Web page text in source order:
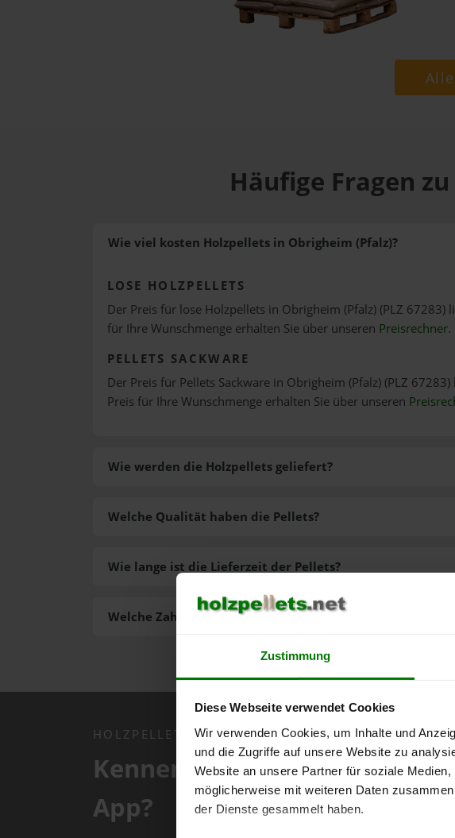
Zustimmung
Diese Webseite verwendet Cookies
Wir verwenden Cookies, um Inhalte und
und die Zugriffe auf unsere Website zu
Website an unsere Partner für soziale
möglicherweise mit weiteren Daten
der Dienste gesammelt haben.
Häufige Fragen
Wie viel kosten Holzpellets in Obrigheim (Pfalz)?
LOSE HOLZPELLETS
Der Preis für lose Holzpellets in Obrigheim (Pfalz) (PLZ 67283)
für Ihre Wunschmenge erhalten Sie über unseren Preisrechner.
PELLETS SACKWARE
Der Preis für Pellets Sackware in Obrigheim (Pfalz) (PLZ
Preis für Ihre Wunschmenge erhalten Sie über unseren
Wie werden die Holzpellets geliefert?
Welche Zahlungsarten gibt es?
Welche Qualität haben die Pellets?
Wie lange ist die Lieferzeit der Pellets?
HOLZPELLETS.NET APP
Kennen Sie schon unsere
App?